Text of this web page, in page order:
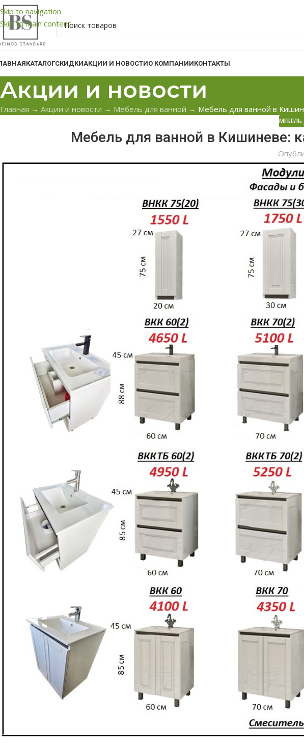
Skip to navigation
Skip to main content
КАТАЛОГСКИДКИАКЦИИ И НОВОСТИО КОМПАНИИКОНТАКТЫ
Акции и новости
Главная → Акции и новости → Мебель для ванной → Мебель для ванной в
Мебель для ванной в Кишиневе: